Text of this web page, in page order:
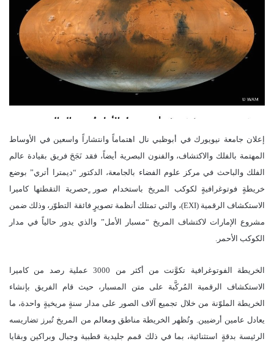
إعلان جامعة نيويورك في أبوظبي نال اهتماماً وانتشاراً واسعين في الأوساط
المهتمة بالفلك والاكتشاف، والفنون البصرية أيضاً، فقد نَجَحَ فريق بقيادة عالم
الفلك والباحث في مركز علوم الفضاء بالجامعة، الدكتور “ديمترا أتري” بوضع
خريطةٍ فوتوغرافيةٍ لكوكب المريخ باستخدام صور ٍحصرية التقطتها كاميرا
الاستكشاف الرقمية (EXI)، والتي تمتلك أنظمة تصويرٍ فائقة التطوّر، وذلك ضمن
مشروع الإمارات لاكتشاف المريخ “مسبار الأمل” والذي يدور حالياً في مدار
الكوكب الأحمر.
الخريطة الفوتوغرافية تكوَّنت من أكثر من 3000 عملية رصد من كاميرا
الاستكشاف الرقمية المُركَّبة على متن المسبار، حيث قام الفريق بإنشاء
الخريطة الملوّنة من خلال تجميع آلاف الصور على مدار سنةٍ مريخيةٍ واحدة، ما
يعادل عامين أرضيين. وتُظهر الخريطة مناطق ومعالم من المريخ تُبرز تضاريسه
الرئيسة بدقةٍ استثنائية، بما في ذلك قمم جليدية قطبية وجبال وبراكين وبقايا